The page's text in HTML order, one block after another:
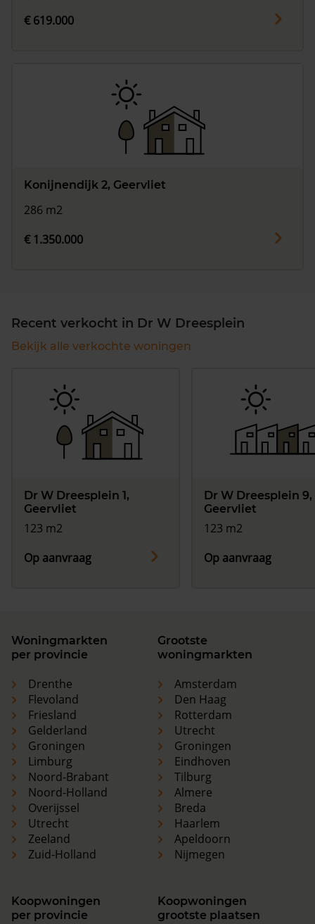
€ 619.000
Konijnendijk 2, Geervliet
286 m2
€ 1.350.000
Recent verkocht in Dr W Dreesplein
Bekijk alle verkochte woningen
Dr W Dreesplein 1,
Geervliet
123 m2
Op aanvraag
Dr W Dreesplein 9,
Geervliet
123 m2
Op aanvraag
Woningmarkten
per provincie
Drenthe
Flevoland
Friesland
Gelderland
Groningen
Limburg
Noord-Brabant
Noord-Holland
Overijssel
Utrecht
Zeeland
Zuid-Holland
Grootste
woningmarkten
Amsterdam
Den Haag
Rotterdam
Utrecht
Groningen
Eindhoven
Tilburg
Almere
Breda
Haarlem
Apeldoorn
Nijmegen
Koopwoningen
per provincie
Koopwoningen
grootste plaatsen